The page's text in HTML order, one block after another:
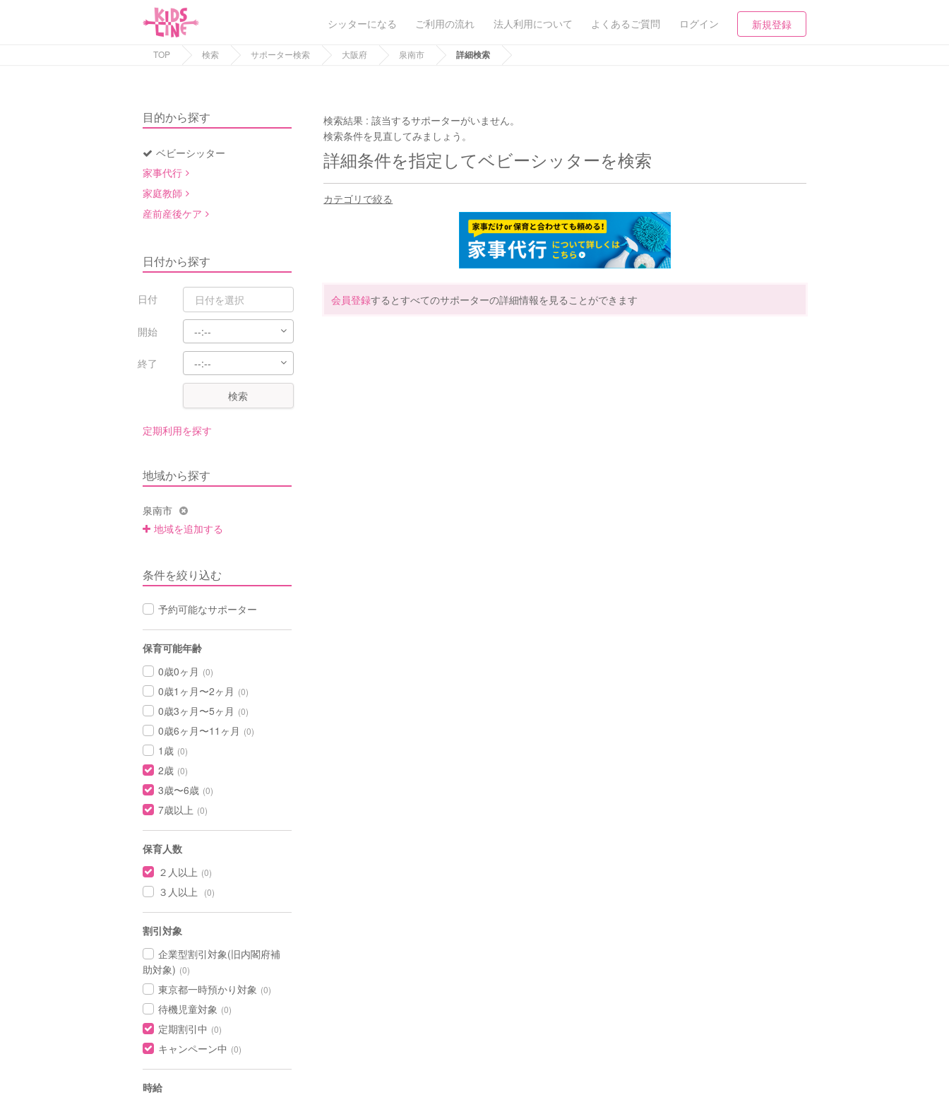
シッターになる ご利用の流れ 法人利用について よくあるご質問 ログイン 新規登録
TOP 検索 サポーター検索 大阪府 泉南市 詳細検索
目的から探す
ベビーシッター
家事代行
家庭教師
産前産後ケア
日付から探す
日付
開始
終了
検索
定期利用を探す
地域から探す
泉南市
地域を追加する
条件を絞り込む
予約可能なサポーター
保育可能年齢
0歳0ヶ月 (0)
0歳1ヶ月〜2ヶ月 (0)
0歳3ヶ月〜5ヶ月 (0)
0歳6ヶ月〜11ヶ月 (0)
1歳 (0)
2歳 (0)
3歳〜6歳 (0)
7歳以上 (0)
保育人数
２人以上 (0)
３人以上 (0)
割引対象
企業型割引対象(旧内閣府補
助対象) (0)
東京都一時預かり対象 (0)
待機児童対象 (0)
定期割引中 (0)
キャンペーン中 (0)
時給
検索結果 :該当するサポーターがいません。
検索条件を見直してみましょう。
詳細条件を指定してベビーシッターを検索
カテゴリで絞る
会員登録するとすべてのサポーターの詳細情報を見ることができます